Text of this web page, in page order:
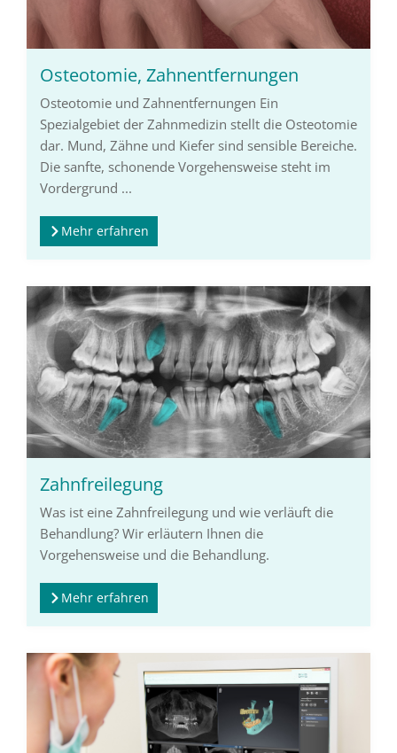
Osteotomie, Zahnentfernungen
Osteotomie und Zahnentfernungen Ein
Spezialgebiet der Zahnmedizin stellt die Osteotomie
dar. Mund, Zähne und Kiefer sind sensible Bereiche.
Die sanfte, schonende Vorgehensweise steht im
Vordergrund ...
Mehr erfahren
Zahnfreilegung
Was ist eine Zahnfreilegung und wie verläuft die
Behandlung? Wir erläutern Ihnen die
Vorgehensweise und die Behandlung.
Mehr erfahren